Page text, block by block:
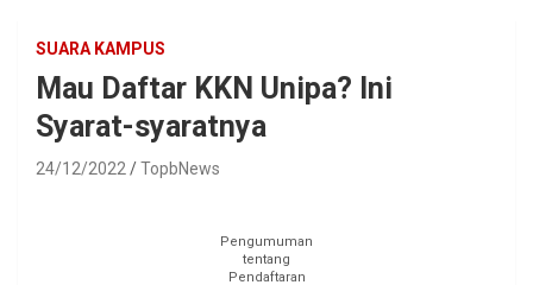
SUARA KAMPUS
Mau Daftar KKN Unipa? Ini
Syarat-syaratnya
24/12/2022 TopbNews
Pengumuman
tentang
Pendaftaran